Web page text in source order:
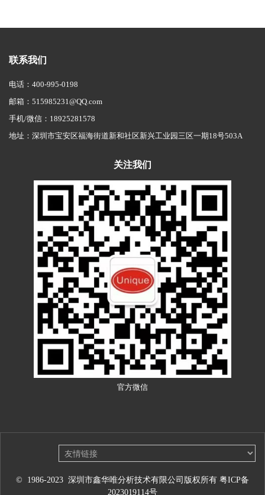
联系我们
电话： 400-995-0198
邮箱： 515985231@QQ.com
手机/微信： 18925281578
地址：深圳市宝安区福海街道新和社区新兴工业园三区一期18号503A
关注我们
官方微信
© 1986-2023 深圳市鑫华唯分析技术有限公司版权所有 粤ICP备
2023019114号